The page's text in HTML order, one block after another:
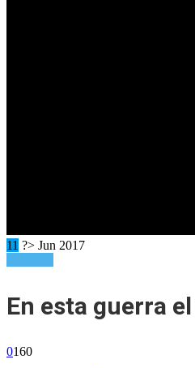
11 ?> Jun 2017
En esta guerra
0160